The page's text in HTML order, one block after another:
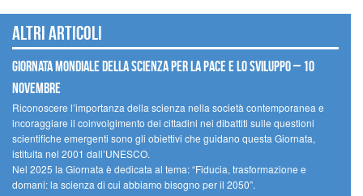
Altri articoli
Giornata mondiale della scienza per la pace e lo sviluppo – 10
novembre
Riconoscere l’importanza della scienza nella società contemporanea e
incoraggiare il coinvolgimento dei cittadini nei dibattiti sulle questioni
scientifiche emergenti sono gli obiettivi che guidano questa Giornata,
istituita nel 2001 dall’UNESCO.
Nel 2025 la Giornata è dedicata al tema: “Fiducia, trasformazione e
domani: la scienza di cui abbiamo bisogno per il 2050”.